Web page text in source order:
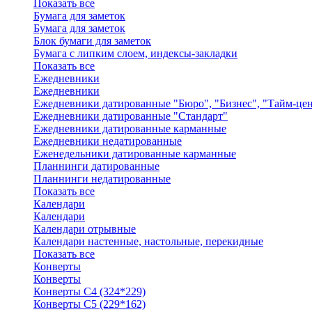
Показать все
Бумага для заметок
Бумага для заметок
Блок бумаги для заметок
Бумага с липким слоем, индексы-закладки
Показать все
Ежедневники
Ежедневники
Ежедневники датированные "Бюро", "Бизнес", "Тайм-
Ежедневники датированные "Стандарт"
Ежедневники датированные карманные
Ежедневники недатированные
Еженедельники датированные карманные
Планнинги датированные
Планнинги недатированные
Показать все
Календари
Календари
Календари отрывные
Календари настенные, настольные, перекидные
Показать все
Конверты
Конверты
Конверты C4 (324*229)
Конверты C5 (229*162)